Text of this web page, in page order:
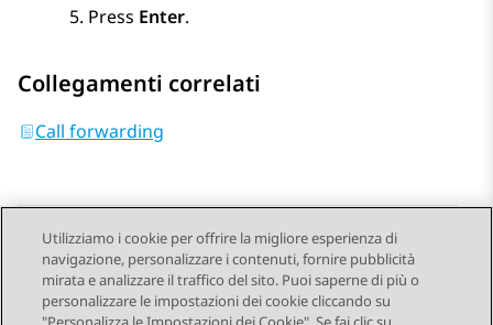
Press Enter.
Collegamenti correlati
Call forwarding
Send Feedback
Utilizziamo i cookie per offrire la migliore esperienza di
navigazione, personalizzare i contenuti, fornire pubblicità
mirata e analizzare il traffico del sito. Puoi saperne di più o
personalizzare le impostazioni dei cookie cliccando su